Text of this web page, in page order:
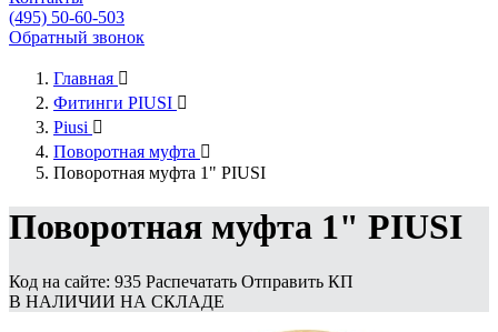
(495) 50-60-503
Обратный звонок
Главная 
Фитинги PIUSI 
Piusi 
Поворотная муфта 
Поворотная муфта 1" PIUSI
Поворотная муфта 1" PIUSI
Код на сайте: 935 Распечатать Отправить КП
В НАЛИЧИИ НА СКЛАДЕ